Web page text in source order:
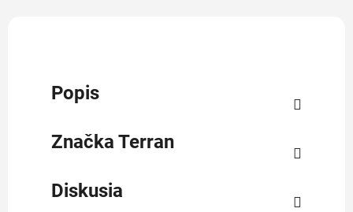
Popis
Značka Terran
Diskusia